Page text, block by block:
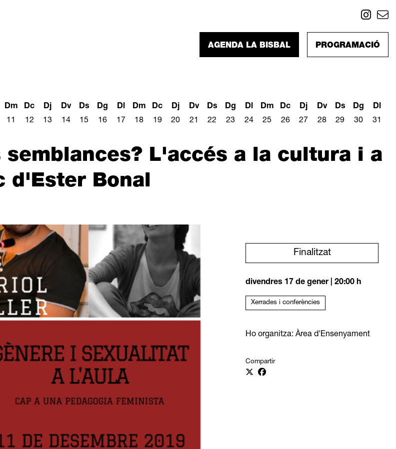
Link
PROGRAMACIÓ
AGENDA LA BISBAL
Dm
11
Dc
12
Dj
13
Dv
14
Ds
15
Dg
16
Dl
17
Dm
18
Dc
19
Dj
20
Dv
21
Ds
22
Dg
23
Dl
24
Dm
25
Dc
26
Dj
27
Dv
28
Ds
29
Dg
30
Dl
31
L'accés a la cultura i a
d'Ester Bonal
Finalitzat
divendres 17 de gener| 20:00 h
Xerrades i conferències
Ho organitza: Àrea d'Ensenyament
Compartir